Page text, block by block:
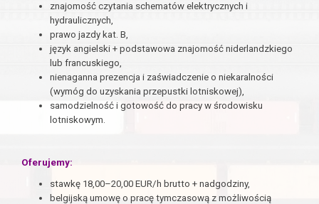
znajomość czytania schematów elektrycznych i
hydraulicznych,
prawo jazdy kat. B,
język angielski + podstawowa znajomość niderlandzkiego
lub francuskiego,
nienaganna prezencja i zaświadczenie o niekaralności
(wymóg do uzyskania przepustki lotniskowej),
samodzielność i gotowość do pracy w środowisku
lotniskowym.
Oferujemy:
stawkę 18,00–20,00 EUR/h brutto + nadgodziny,
belgijską umowę o pracę tymczasową z możliwością